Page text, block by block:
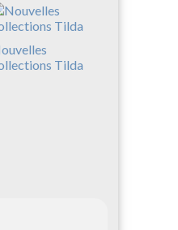
Tilda